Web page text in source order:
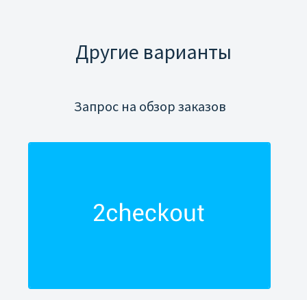
Другие варианты
Запрос на обзор заказов